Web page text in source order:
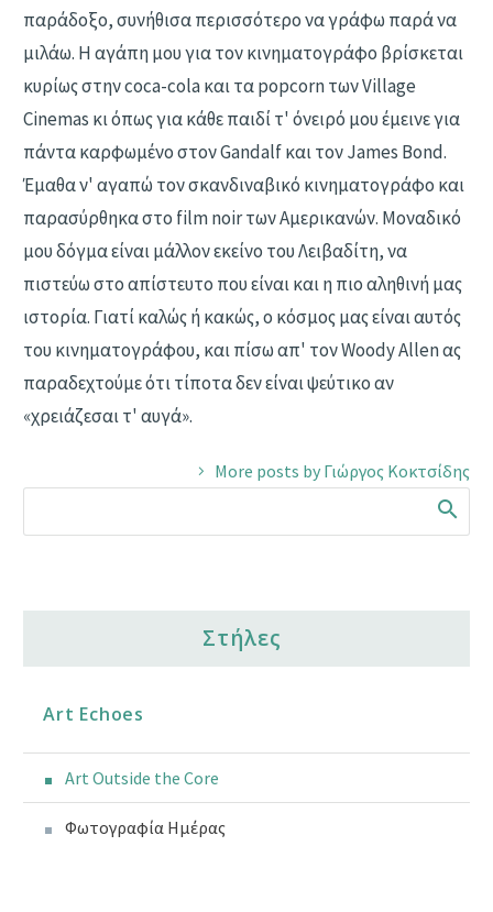
παράδοξο, συνήθισα περισσότερο να γράφω παρά να
μιλάω. Η αγάπη μου για τον κινηματογράφο βρίσκεται
κυρίως στην coca-cola και τα popcorn των Village
Cinemas κι όπως για κάθε παιδί τ' όνειρό μου έμεινε για
πάντα καρφωμένο στον Gandalf και τον James Bond.
Έμαθα ν' αγαπώ τον σκανδιναβικό κινηματογράφο και
παρασύρθηκα στο film noir των Αμερικανών. Μοναδικό
μου δόγμα είναι μάλλον εκείνο του Λειβαδίτη, να
πιστεύω στο απίστευτο που είναι και η πιο αληθινή μας
ιστορία. Γιατί καλώς ή κακώς, ο κόσμος μας είναι αυτός
του κινηματογράφου, και πίσω απ' τον Woody Allen ας
παραδεχτούμε ότι τίποτα δεν είναι ψεύτικο αν
«χρειάζεσαι τ' αυγά».
More posts by Γιώργος Κοκτσίδης
Στήλες
Art Echoes
Art Outside the Core
Φωτογραφία Ημέρας